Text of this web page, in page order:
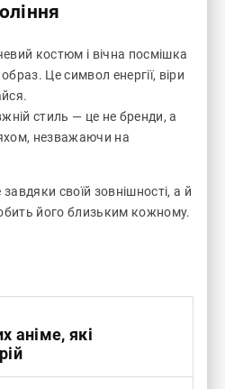
костюм і вічна посмішка
Це символ енергії, віри
стиль — це не бренди, а
незважаючи на
своїй зовнішності, а й
його близьким кожному.
аніме, які